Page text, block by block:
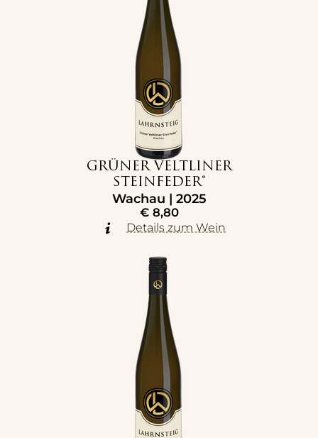
GRÜNER VELTLINER
STEINFEDER®
Wachau | 2025
€8,80
Details zum Wein